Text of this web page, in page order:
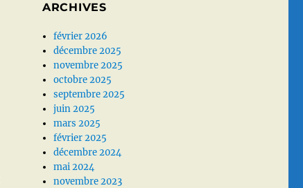
ARCHIVES
février 2026
décembre 2025
novembre 2025
octobre 2025
septembre 2025
juin 2025
mars 2025
février 2025
décembre 2024
mai 2024
novembre 2023